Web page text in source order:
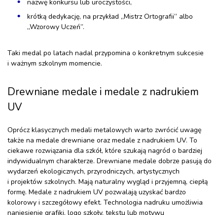
nazwę konkursu lub uroczystości,
krótką dedykację, na przykład „Mistrz Ortografii” albo
„Wzorowy Uczeń”.
Taki medal po latach nadal przypomina o konkretnym sukcesie
i ważnym szkolnym momencie.
Drewniane medale i medale z nadrukiem
UV
Oprócz klasycznych medali metalowych warto zwrócić uwagę
także na medale drewniane oraz medale z nadrukiem UV. To
ciekawe rozwiązania dla szkół, które szukają nagród o bardziej
indywidualnym charakterze. Drewniane medale dobrze pasują do
wydarzeń ekologicznych, przyrodniczych, artystycznych
i projektów szkolnych. Mają naturalny wygląd i przyjemną, ciepłą
formę. Medale z nadrukiem UV pozwalają uzyskać bardzo
kolorowy i szczegółowy efekt. Technologia nadruku umożliwia
naniesienie grafiki, logo szkoły, tekstu lub motywu